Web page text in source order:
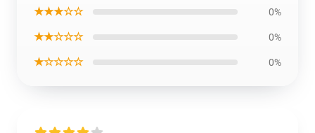
★★★☆☆ 0%
★★☆☆☆ 0%
★☆☆☆☆ 0%